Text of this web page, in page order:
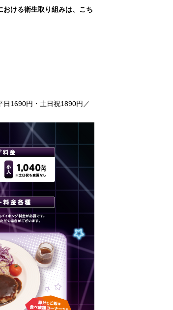
ける衛生取り組みは、こち
1690円・土日祝1890円／